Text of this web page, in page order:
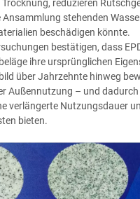
reduzieren
Ansammlung stehenden
beschädigen könnte.
bestätigen, dass
ihre ursprünglichen
über Jahrzehnte hinweg
Außennutzung – und
verlängerte Nutzungsdauer
bieten.